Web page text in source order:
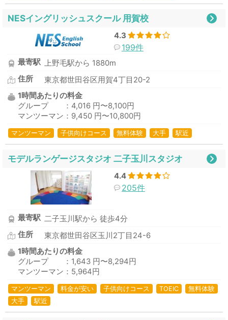
NESイングリッシュスクール 用賀校
4.3
199件
最寄駅 上野毛駅から 1880m
住所
東京都世田谷区用賀4丁目20-2
1時間あたりの料金
グループ ：4,016 円〜8,100円
マンツーマン：9,450 円〜10,800円
マンツーマン 子供向けコース 無料体験 大手 駅近
モデルランゲージスタジオ 二子玉川スタジオ
4.4
205件
最寄駅 二子玉川駅から 徒歩4分
住所
東京都世田谷区玉川2丁目24-6
1時間あたりの料金
グループ ：1,643 円〜8,294円
マンツーマン：5,964円
マンツーマン 料金が安い 子供向けコース TOEIC
無料体験
大手
駅近